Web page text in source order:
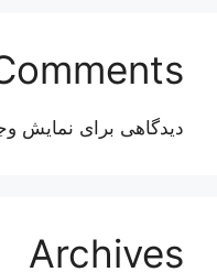
دیدگاهی برای نمایش
Archives